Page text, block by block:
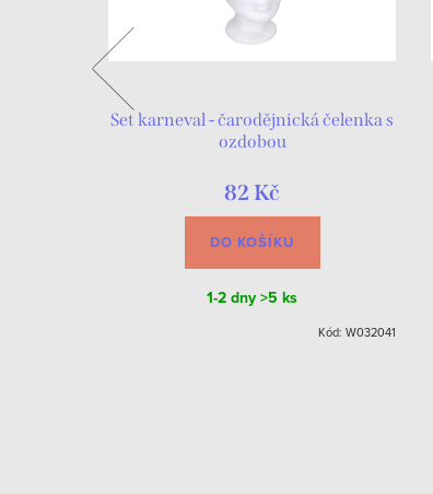
Set karneval - čarodějnická čelenka s
ozdobou
82 Kč
DO KOŠÍKU
1-2 dny>5 ks
Kód: W032041